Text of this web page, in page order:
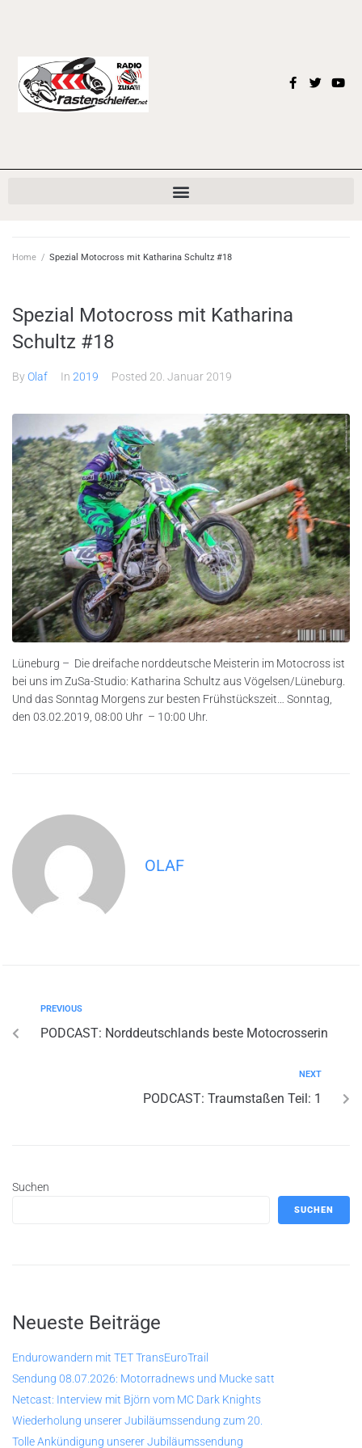
Home / Spezial Motocross mit Katharina Schultz #18
Spezial Motocross mit Katharina
Schultz #18
ByOlaf In 2019 Posted 20. Januar 2019
Lüneburg – Die dreifache norddeutsche Meisterin im Motocross ist
bei uns im ZuSa-Studio: Katharina Schultz aus Vögelsen/Lüneburg.
Und das Sonntag Morgens zur besten Frühstückszeit… Sonntag,
den 03.02.2019, 08:00 Uhr – 10:00 Uhr.
OLAF
PREVIOUS
PODCAST: Norddeutschlands beste Motocrosserin
NEXT
PODCAST: Traumstaßen Teil: 1
Suchen
SUCHEN
Neueste Beiträge
Endurowandern mit TET TransEuroTrail
Sendung 08.07.2026: Motorradnews und Mucke satt
Netcast: Interview mit Björn vom MC Dark Knights
Wiederholung unserer Jubiläumssendung zum 20.
Tolle Ankündigung unserer Jubiläumssendung